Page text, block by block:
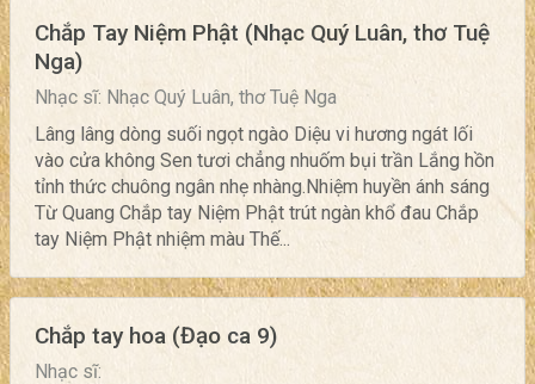
Chắp Tay Niệm Phật (Nhạc Quý Luân, thơ Tuệ
Nga)
Nhạc sĩ: Nhạc Quý Luân, thơ Tuệ Nga
Lâng lâng dòng suối ngọt ngào Diệu vi hương ngát lối
vào cửa không Sen tươi chẳng nhuốm bụi trần Lắng hồn
tỉnh thức chuông ngân nhẹ nhàng.Nhiệm huyền ánh sáng
Từ Quang Chắp tay Niệm Phật trút ngàn khổ đau Chắp
tay Niệm Phật nhiệm màu Thế...
Chắp tay hoa (Đạo ca 9)
Nhạc sĩ: